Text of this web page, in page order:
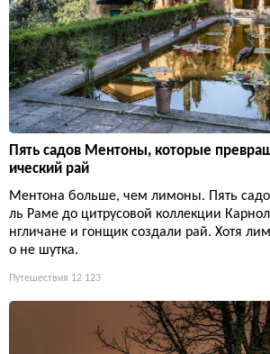
Пять садов Ментоны, которые
ический рай
Ментона больше, чем лимоны. Пять
ль Раме до цитрусовой коллекции
нгличане и гонщик создали рай. Хотя
о не шутка.
Путешествия 12 123